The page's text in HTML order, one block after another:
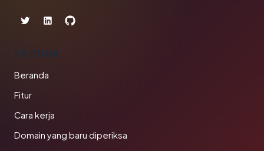
PRODUK
Beranda
Fitur
Cara kerja
Domain yang baru diperiksa